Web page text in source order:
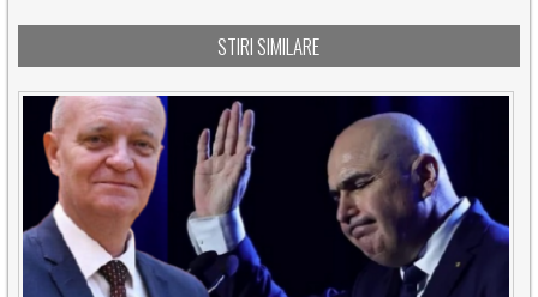
STIRI SIMILARE